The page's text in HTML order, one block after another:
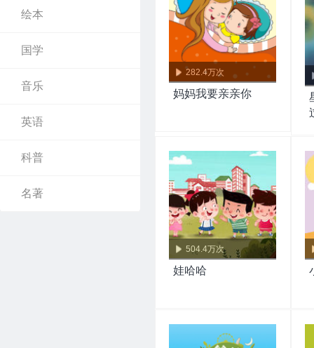
绘本
国学
音乐
英语
科普
名著
282.4万次
妈妈我要亲亲你
504.4万次
娃哈哈